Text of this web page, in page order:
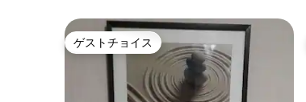
ゲストチョイス
ゲストチョイス